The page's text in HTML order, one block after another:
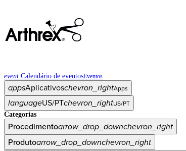
event Calendário de eventosEventos
appsAplicativoschevron_rightApps
languageUS/PTchevron_rightUS/PT
Categorias
Procedimentoarrow_drop_downchevron_right
Produtoarrow_drop_downchevron_right